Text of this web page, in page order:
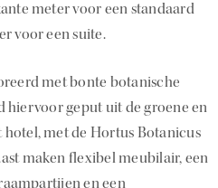
meter voor een standaard
voor een suite.
met bonte botanische
hiervoor geput uit de groene en
met de Hortus Botanicus
maken flexibel meubilair, een
en een